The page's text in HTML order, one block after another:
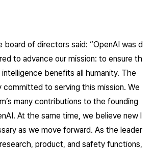
board of directors said: “OpenAI was d
to advance our mission: to ensure th
benefits all humanity. The
committed to serving this mission. We
many contributions to the founding
At the same time, we believe new l
as we move forward. As the leader
product, and safety functions,